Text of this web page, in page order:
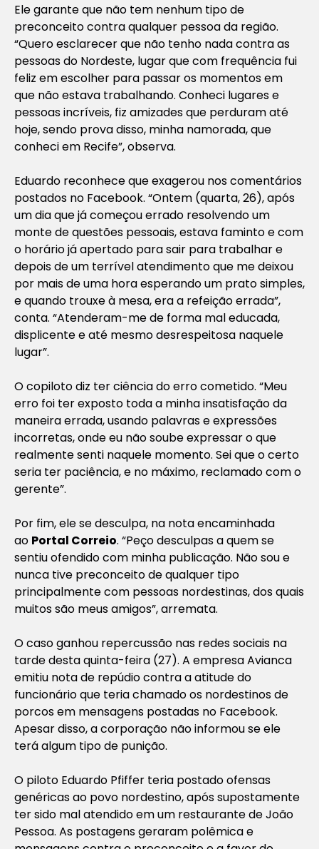
Ele garante que não tem nenhum tipo de
preconceito contra qualquer pessoa da região.
“Quero esclarecer que não tenho nada contra as
pessoas do Nordeste, lugar que com frequência fui
feliz em escolher para passar os momentos em
que não estava trabalhando. Conheci lugares e
pessoas incríveis, fiz amizades que perduram até
hoje, sendo prova disso, minha namorada, que
conheci em Recife”, observa.
Eduardo reconhece que exagerou nos comentários
postados no Facebook. “Ontem (quarta, 26), após
um dia que já começou errado resolvendo um
monte de questões pessoais, estava faminto e com
o horário já apertado para sair para trabalhar e
depois de um terrível atendimento que me deixou
por mais de uma hora esperando um prato simples,
e quando trouxe à mesa, era a refeição errada”,
conta. “Atenderam-me de forma mal educada,
displicente e até mesmo desrespeitosa naquele
lugar”.
O copiloto diz ter ciência do erro cometido. “Meu
erro foi ter exposto toda a minha insatisfação da
maneira errada, usando palavras e expressões
incorretas, onde eu não soube expressar o que
realmente senti naquele momento. Sei que o certo
seria ter paciência, e no máximo, reclamado com o
gerente”.
Por fim, ele se desculpa, na nota encaminhada
ao Portal Correio. “Peço desculpas a quem se
sentiu ofendido com minha publicação. Não sou e
nunca tive preconceito de qualquer tipo
principalmente com pessoas nordestinas, dos quais
muitos são meus amigos”, arremata.
O caso ganhou repercussão nas redes sociais na
tarde desta quinta-feira (27). A empresa Avianca
emitiu nota de repúdio contra a atitude do
funcionário que teria chamado os nordestinos de
porcos em mensagens postadas no Facebook.
Apesar disso, a corporação não informou se ele
terá algum tipo de punição.
O piloto Eduardo Pfiffer teria postado ofensas
genéricas ao povo nordestino, após supostamente
ter sido mal atendido em um restaurante de João
Pessoa. As postagens geraram polêmica e